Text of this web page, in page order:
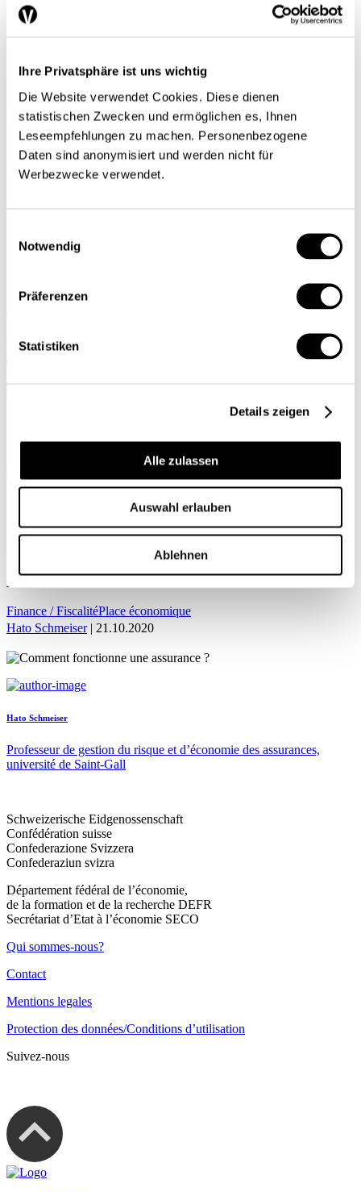
Ihre Privatsphäre ist uns wichtig
Die Website verwendet Cookies. Diese dienen
statistischen Zwecken und ermöglichen es, Ihnen
Leseempfehlungen zu machen. Personenbezogene
Daten sind anonymisiert und werden nicht für
Werbezwecke verwendet.
Notwendig
Präferenzen
Statistiken
Details zeigen
Alle zulassen
Auswahl erlauben
Ablehnen
L’économie en bref
Infographies
Services
Auteures et auteurs
Éditions imprimées
Qui sommes-nous?
Contact
Abonnement
Abonnements
Comment fonctionne une assurance ?
Finance / FiscalitéPlace économique
Hato Schmeiser| 21.10.2020
Hato Schmeiser
Professeur de gestion du risque et d’économie des assurances,
université de Saint-Gall
Schweizerische Eidgenossenschaft
Confédération suisse
Confederazione Svizzera
Confederaziun svizra
Département fédéral de l’économie,
de la formation et de la recherche DEFR
Secrétariat d’Etat à l’économie SECO
Qui sommes-nous?
Contact
Mentions legales
Protection des données/Conditions d’utilisation
Suivez-nous